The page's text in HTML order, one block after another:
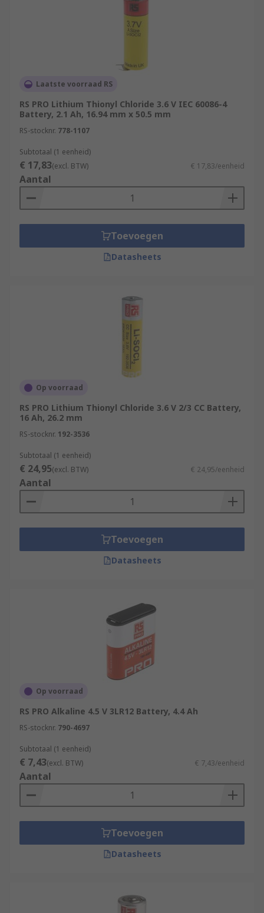
Laatste voorraad RS
RS PRO Lithium Thionyl Chloride 3.6 V IEC 60086-4
Battery, 2.1 Ah, 16.94 mm x 50.5 mm
RS-stocknr. 778-1107
Subtotaal (1 eenheid)
€ 17,83(excl. BTW) € 17,83/eenheid
Aantal
Toevoegen
Datasheets
Op voorraad
RS PRO Lithium Thionyl Chloride 3.6 V 2/3 CC Battery,
16 Ah, 26.2 mm
RS-stocknr. 192-3536
Subtotaal (1 eenheid)
€ 24,95(excl. BTW) € 24,95/eenheid
Aantal
Toevoegen
Datasheets
Op voorraad
RS PRO Alkaline 4.5 V 3LR12 Battery, 4.4 Ah
RS-stocknr. 790-4697
Subtotaal (1 eenheid)
€ 7,43(excl. BTW) € 7,43/eenheid
Aantal
Toevoegen
Datasheets